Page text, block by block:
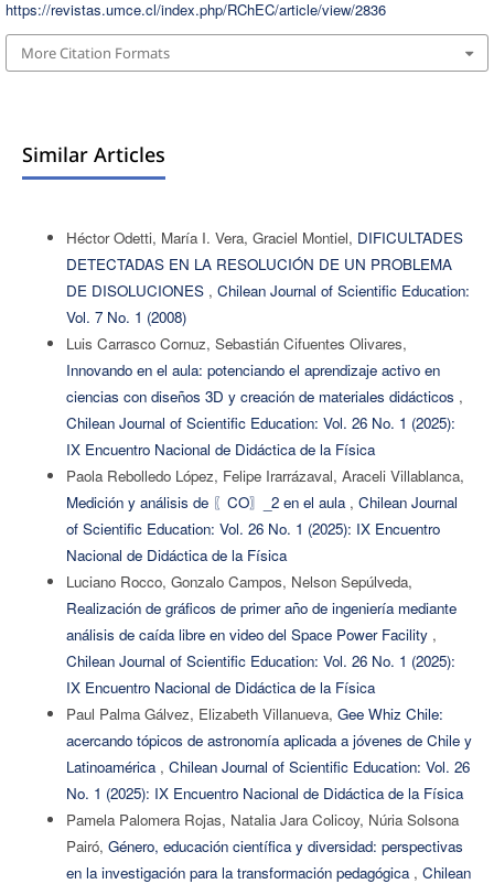
https://revistas.umce.cl/index.php/RChEC/article/view/2836
More Citation Formats
Similar Articles
Héctor Odetti, María I. Vera, Graciel Montiel, DIFICULTADES
DETECTADAS EN LA RESOLUCIÓN DE UN PROBLEMA
DE DISOLUCIONES , Chilean Journal of Scientific Education:
Vol. 7 No. 1 (2008)
Luis Carrasco Cornuz, Sebastián Cifuentes Olivares,
Innovando en el aula: potenciando el aprendizaje activo en
ciencias con diseños 3D y creación de materiales didácticos ,
Chilean Journal of Scientific Education: Vol. 26 No. 1 (2025):
IX Encuentro Nacional de Didáctica de la Física
Paola Rebolledo López, Felipe Irarrázaval, Araceli Villablanca,
Medición y análisis de 〖CO〗_2 en el aula , Chilean Journal
of Scientific Education: Vol. 26 No. 1 (2025): IX Encuentro
Nacional de Didáctica de la Física
Luciano Rocco, Gonzalo Campos, Nelson Sepúlveda,
Realización de gráficos de primer año de ingeniería mediante
análisis de caída libre en video del Space Power Facility ,
Chilean Journal of Scientific Education: Vol. 26 No. 1 (2025):
IX Encuentro Nacional de Didáctica de la Física
Paul Palma Gálvez, Elizabeth Villanueva, Gee Whiz Chile:
acercando tópicos de astronomía aplicada a jóvenes de Chile y
Latinoamérica , Chilean Journal of Scientific Education: Vol. 26
No. 1 (2025): IX Encuentro Nacional de Didáctica de la Física
Pamela Palomera Rojas, Natalia Jara Colicoy, Núria Solsona
Pairó, Género, educación científica y diversidad: perspectivas
en la investigación para la transformación pedagógica , Chilean